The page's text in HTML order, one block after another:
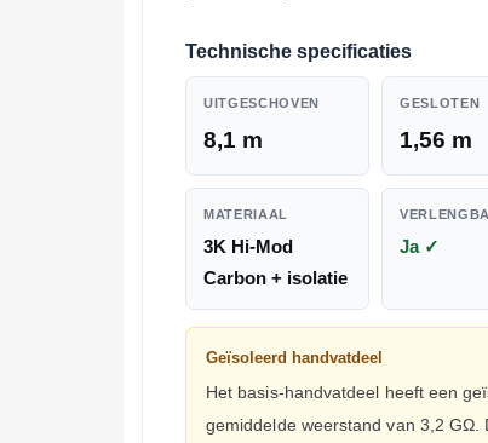
Technische specificaties
UITGESCHOVEN
8,1 m
GESLOTEN
1,56 m
MATERIAAL
3K Hi-Mod
Carbon + isolatie
Ja ✓
Geïsoleerd handvatdeel
Het basis-handvatdeel heeft een
gemiddelde weerstand van 3,2 GΩ.